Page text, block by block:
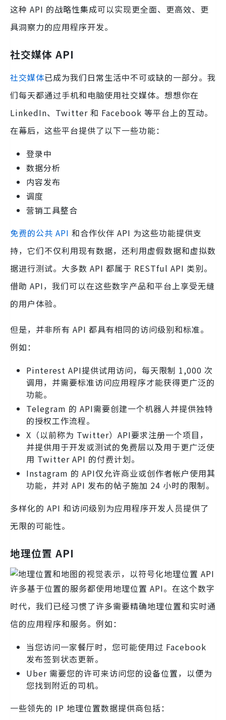
这种 API 的战略性集成可以实现更全面、更高效、更
具洞察力的应用程序开发。
社交媒体 API
社交媒体已成为我们日常生活中不可或缺的一部分。我
们每天都通过手机和电脑使用社交媒体。想想你在
LinkedIn、Twitter 和 Facebook 等平台上的互动。
在幕后，这些平台提供了以下一些功能：
登录中
数据分析
内容发布
调度
营销工具整合
免费的公共 API 和合作伙伴 API 为这些功能提供支
持，它们不仅利用现有数据，还利用虚假数据和虚拟数
据进行测试。大多数 API 都属于 RESTful API 类别。
借助 API，我们可以在这些数字产品和平台上享受无缝
的用户体验。
但是，并非所有 API 都具有相同的访问级别和标准。
例如：
Pinterest API提供试用访问，每天限制 1,000 次
调用，并需要标准访问应用程序才能获得更广泛的
功能。
Telegram 的 API需要创建一个机器人并提供独特
的授权工作流程。
X（以前称为 Twitter）API要求注册一个项目，
并提供用于开发或测试的免费层以及用于更广泛使
用 Twitter API 的付费计划。
Instagram 的 API仅允许商业或创作者帐户使用其
功能，并对 API 发布的帖子施加 24 小时的限制。
多样化的 API 和访问级别为应用程序开发人员提供了
无限的可能性。
地理位置 API
许多基于位置的服务都使用地理位置 API。在这个数字
时代，我们已经习惯了许多需要精确地理位置和实时通
信的应用程序和服务。例如：
当您访问一家餐厅时，您可能使用过 Facebook
发布签到状态更新。
Uber 需要您的许可来访问您的设备位置，以便为
您找到附近的司机。
一些领先的 ​​IP 地理位置数据提供商包括：